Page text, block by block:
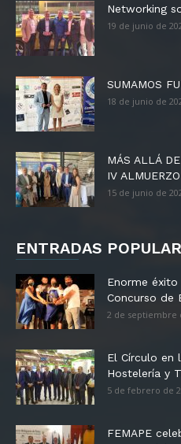
Networking
19 de junio de
SUMAMOS
18 de junio de
MÁS ALLÁ
IV
15 de junio de
ENTRADAS
Enorme
Concurso de
2 de septiembre
El Círculo en
Hostelería y
5 de febrero de
FEMAPE